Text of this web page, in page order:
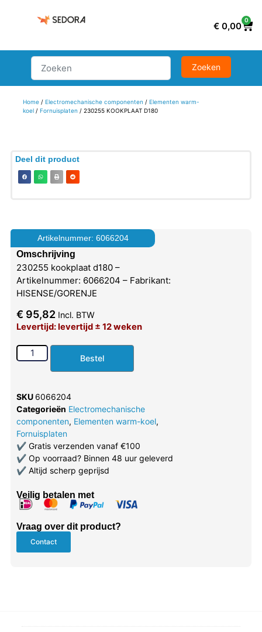
€ 0,00
0
Home/ Electromechanische componenten / Elementen warm-
koel/ Fornuisplaten / 230255 KOOKPLAAT D180
Deel dit product
Artikelnummer: 6066204
Omschrijving
230255 kookplaat d180 –
Artikelnummer: 6066204 – Fabrikant:
HISENSE/GORENJE
€ 95,82 Incl. BTW
Levertijd: levertijd ± 12 weken
Bestel
SKU 6066204
Categorieën Electromechanische
componenten, Elementen warm-koel,
Fornuisplaten
✔Gratis verzenden vanaf €100
✔Op voorraad? Binnen 48 uur geleverd
✔Altijd scherp geprijsd
Veilig betalen met
Vraag over dit product?
Contact